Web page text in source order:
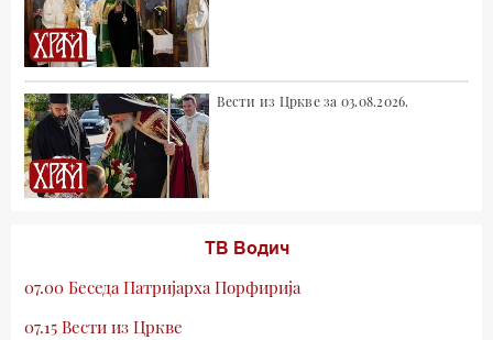
Вести из Цркве за 03.08.2026.
ТВ Водич
07.00 Беседа Патријарха Порфирија
07.15 Вести из Цркве